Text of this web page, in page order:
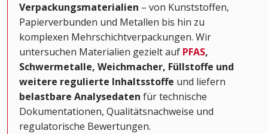
Verpackungsmaterialien – von Kunststoffen,
Papierverbunden und Metallen bis hin zu
komplexen Mehrschichtverpackungen. Wir
untersuchen Materialien gezielt auf PFAS,
Schwermetalle, Weichmacher, Füllstoffe und
weitere regulierte Inhaltsstoffe und liefern
belastbare Analysedaten für technische
Dokumentationen, Qualitätsnachweise und
regulatorische Bewertungen.